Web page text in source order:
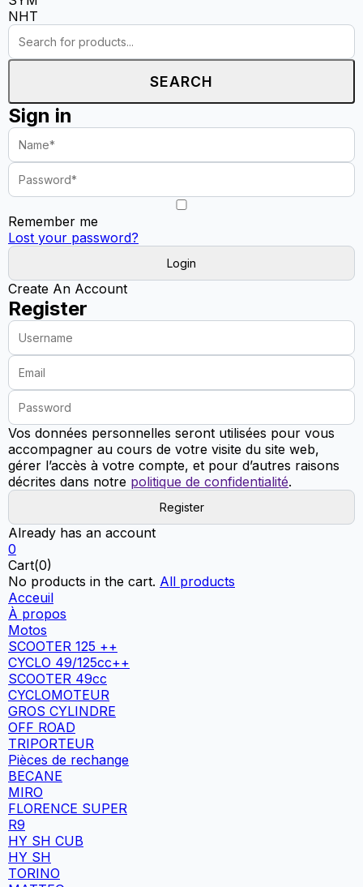
NHT
SEARCH
Sign in
Remember me
Lost your password?
Create An Account
Register
Vos données personnelles seront utilisées pour vous
accompagner au cours de votre visite du site web,
gérer l’accès à votre compte, et pour d’autres raisons
décrites dans notre politique de confidentialité.
Already has an account
0
Cart(0)
No products in the cart. All products
Acceuil
À propos
Motos
SCOOTER 125 ++
CYCLO 49/125cc++
SCOOTER 49cc
CYCLOMOTEUR
GROS CYLINDRE
OFF ROAD
TRIPORTEUR
Pièces de rechange
BECANE
MIRO
FLORENCE SUPER
R9
HY SH CUB
HY SH
TORINO